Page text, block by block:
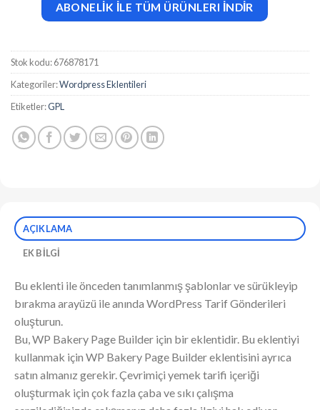
ABONELİK İLE TÜM ÜRÜNLERI İNDİR
Stok kodu:676878171
Kategoriler:Wordpress Eklentileri
Etiketler:GPL
AÇIKLAMA
EK BILGI
Bu eklenti ile önceden tanımlanmış şablonlar ve sürükleyip
bırakma arayüzü ile anında WordPress Tarif Gönderileri
oluşturun.
Bu, WP Bakery Page Builder için bir eklentidir. Bu eklentiyi
kullanmak için WP Bakery Page Builder eklentisini ayrıca
satın almanız gerekir. Çevrimiçi yemek tarifi içeriği
oluşturmak için çok fazla çaba ve sıkı çalışma